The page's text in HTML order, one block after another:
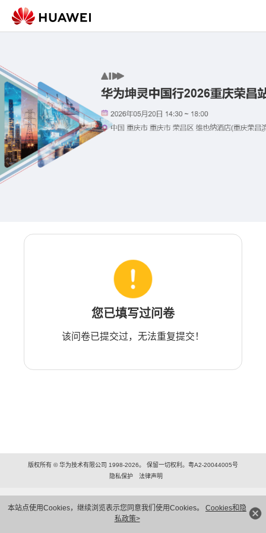
本站点使用Cookies，继续浏览表示您同意我们使用Cookies。 Cookies和隐
私政策>
您已填写过问卷
该问卷已提交过，无法重复提交！
版权所有 © 华为技术有限公司 1998-2026。 保留一切权利。粤A2-20044005号
隐私保护
法律声明